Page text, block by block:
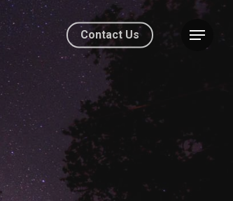
Contact Us